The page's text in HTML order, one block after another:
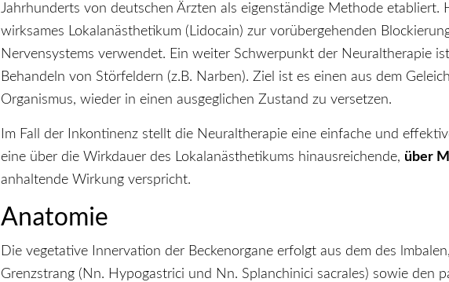
Jahrhunderts von deutschen Ärzten als eigenständige Methode etabliert.
wirksames Lokalanästhetikum (Lidocain) zur vorübergehenden
Nervensystems verwendet. Ein weiter Schwerpunkt der Neuraltherapie
Behandeln von Störfeldern (z.B. Narben). Ziel ist es einen aus dem
Organismus, wieder in einen ausgeglichen Zustand zu versetzen.
Im Fall der Inkontinenz stellt die Neuraltherapie eine einfache und
eine über die Wirkdauer des Lokalanästhetikums hinausreichende, über
anhaltende Wirkung verspricht.
Anatomie
Die vegetative Innervation der Beckenorgane erfolgt aus dem des
Grenzstrang (Nn. Hypogastrici und Nn. Splanchinici sacrales) sowie den